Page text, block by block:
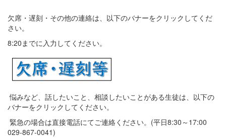
欠席・遅刻・その他の連絡は、以下のバナーをクリックしてくだ
さい。
8:20までに入力してください。
悩みなど、話したいこと、相談したいことがある生徒は、以下の
バナーをクリックしてください。
緊急の場合は直接電話にてご連絡ください。(平日8:30～17:00
029-867-0041)